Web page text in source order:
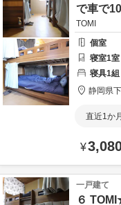
で車で
TOMI
個室
寝室1室
寝具1組
静岡県
直近1か
¥
一戸建て
６